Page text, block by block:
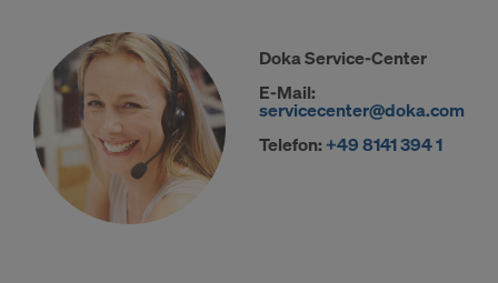
Doka Service-Center
E-Mail:
servicecenter@doka.com
Telefon:+49 8141 394 1